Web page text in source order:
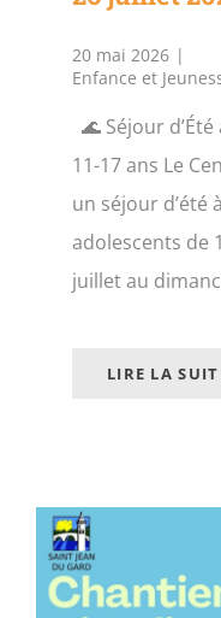
20 mai 2026 |
Enfance et
🌊 Séjour
11-17 ans Le
un séjour d’été
adolescents de
juillet au
LIRE LA